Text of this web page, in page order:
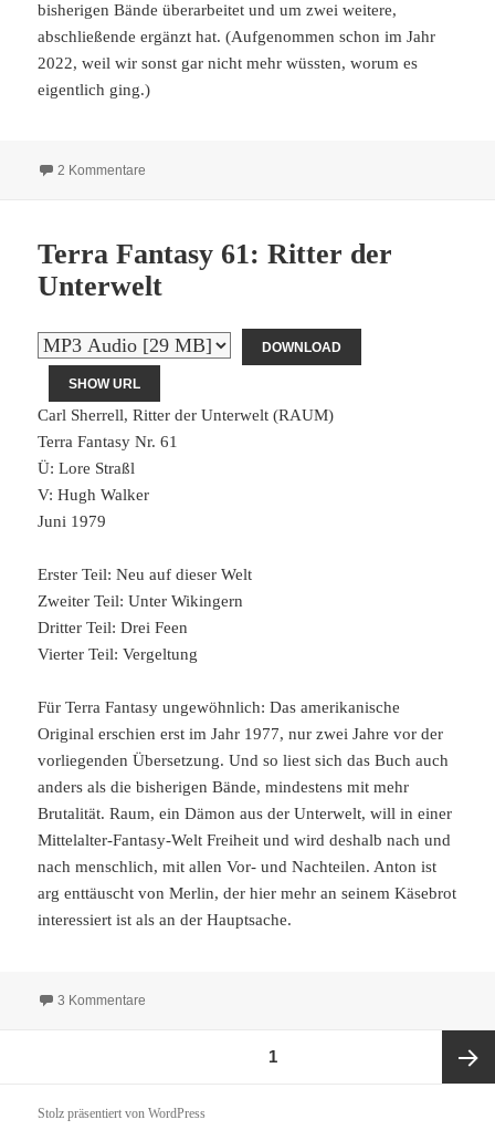
bisherigen Bände überarbeitet und um zwei weitere,
abschließende ergänzt hat. (Aufgenommen schon im Jahr
2022, weil wir sonst gar nicht mehr wüssten, worum es
eigentlich ging.)
2 Kommentare
Terra Fantasy 61: Ritter der
Unterwelt
DOWNLOAD
SHOW URL
Carl Sherrell, Ritter der Unterwelt (RAUM)
Terra Fantasy Nr. 61
Ü: Lore Straßl
V: Hugh Walker
Juni 1979
Erster Teil: Neu auf dieser Welt
Zweiter Teil: Unter Wikingern
Dritter Teil: Drei Feen
Vierter Teil: Vergeltung
Für Terra Fantasy ungewöhnlich: Das amerikanische
Original erschien erst im Jahr 1977, nur zwei Jahre vor der
vorliegenden Übersetzung. Und so liest sich das Buch auch
anders als die bisherigen Bände, mindestens mit mehr
Brutalität. Raum, ein Dämon aus der Unterwelt, will in einer
Mittelalter-Fantasy-Welt Freiheit und wird deshalb nach und
nach menschlich, mit allen Vor- und Nachteilen. Anton ist
arg enttäuscht von Merlin, der hier mehr an seinem Käsebrot
interessiert ist als an der Hauptsache.
3 Kommentare
1
Stolz präsentiert von WordPress